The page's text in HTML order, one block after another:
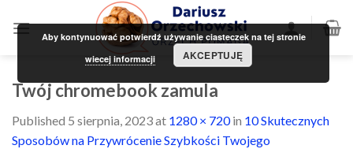
Twój chromebook zamula
Published 5 sierpnia, 2023at 1280 × 720in 10 Skutecznych
Sposobów na Przywrócenie Szybkości Twojego
Aby kontynuować potwierdź używanie ciasteczek na tej stronie
wiecej informacji
AKCEPTUJĘ